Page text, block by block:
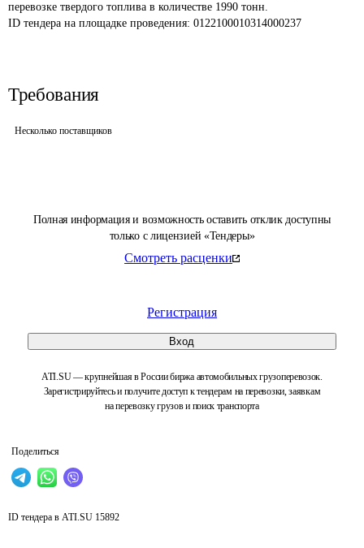
Полная информация и возможность оставить отклик доступны
только с лицензией «Тендеры»
Смотреть расценки
Регистрация
Вход
ATI.SU — крупнейшая в России биржа автомобильных грузоперевозок.
Зарегистрируйтесь и получите доступ к тендерам на перевозки, заявкам
на перевозку грузов и поиск транспорта
Поделиться
перевозке твердого топлива в количестве 1990 тонн.
ID тендера на площадке проведения: 0122100010314000237
Требования
Несколько поставщиков
ID тендера в ATI.SU 15892